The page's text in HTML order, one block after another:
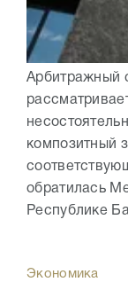
Арбитражный
композитный
обратилась
Республике
Экономика